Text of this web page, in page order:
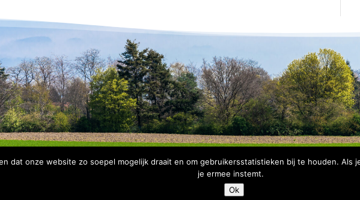
© 2026 Copyright Bomenbelang Bronckhorst |
dat onze website zo soepel mogelijk draait en om gebruikersstatistieken bij te houden.
je ermee instemt.
Ok